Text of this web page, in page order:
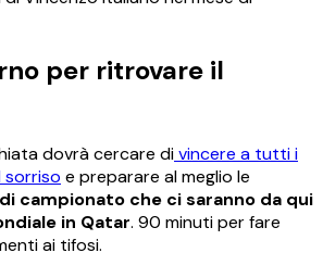
per ritrovare il
dovrà cercare divincere a tutti i
e preparare al meglio le
campionato che ci saranno da qui
in Qatar. 90 minuti per fare
ai tifosi.